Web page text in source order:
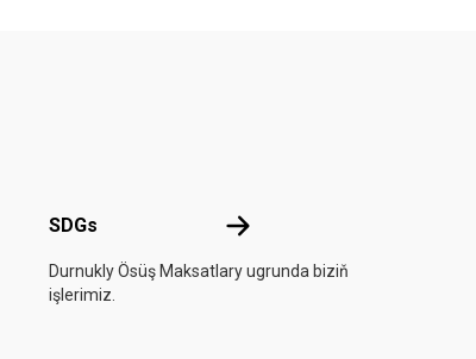
SDGs SDGs
Durnukly Ösüş Maksatlary ugrunda biziň
işlerimiz.